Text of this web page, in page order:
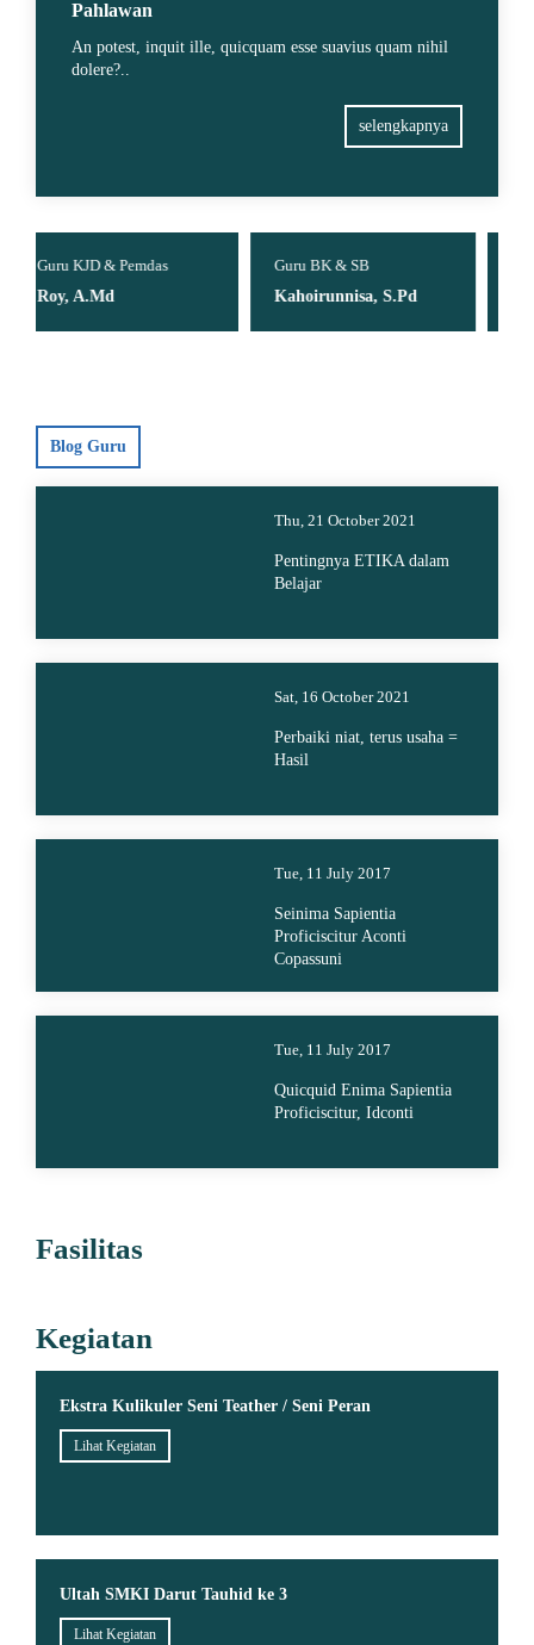
Pahlawan
An potest, inquit ille, quicquam esse suavius quam nihil
dolere?..
selengkapnya
Guru BK & SB
Kahoirunnisa, S.Pd
Suryawati, S.Pd
Blog Guru
Thu, 21 October 2021
Pentingnya ETIKA dalam
Belajar
Sat, 16 October 2021
Perbaiki niat, terus usaha =
Hasil
Tue, 11 July 2017
Seinima Sapientia
Proficiscitur Aconti
Copassuni
Tue, 11 July 2017
Quicquid Enima Sapientia
Proficiscitur, Idconti
Fasilitas
Kegiatan
Ekstra Kulikuler Seni Teather / Seni Peran
Lihat Kegiatan
Ultah SMKI Darut Tauhid ke 3
Lihat Kegiatan